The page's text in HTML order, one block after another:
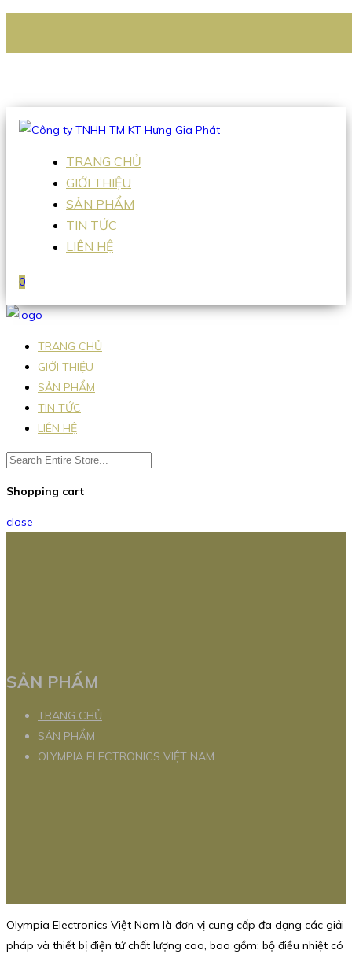
Hotline:0938 336 079
TRANG CHỦ
GIỚI THIỆU
SẢN PHẨM
TIN TỨC
LIÊN HỆ
0
TRANG CHỦ
GIỚI THIỆU
SẢN PHẨM
TIN TỨC
LIÊN HỆ
Shopping cart
close
SẢN PHẨM
TRANG CHỦ
SẢN PHẨM
OLYMPIA ELECTRONICS VIỆT NAM
Olympia Electronics Việt Nam là đơn vị cung cấp đa dạng các giải
pháp và thiết bị điện tử chất lượng cao, bao gồm: bộ điều nhiệt có